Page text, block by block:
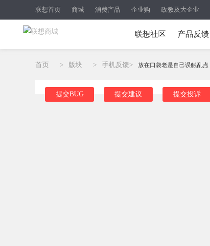
联想首页 商城 消费产品 企业购 政教及大企业
联想社区 产品反馈
首页 > 版块 > 手机反馈> 放在口袋老是自己误触乱点
提交BUG 提交建议 提交投诉